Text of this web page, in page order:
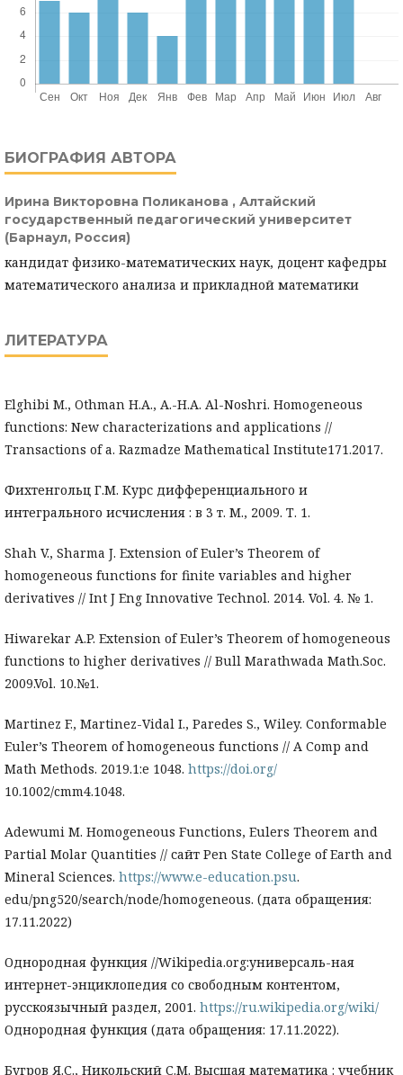
БИОГРАФИЯ АВТОРА
Ирина Викторовна Поликанова , Алтайский
государственный педагогический университет
(Барнаул, Россия)
кандидат физико-математических наук, доцент кафедры
математического анализа и прикладной математики
ЛИТЕРАТУРА
Elghibi M., Othman H.A., A.-H.A. Al-Noshri. Homogeneous
functions: New characterizations and applications //
Transactions of a. Razmadze Mathematical Institute171.2017.
Фихтенгольц Г.М. Курс дифференциального и
интегрального исчисления : в 3 т. М., 2009. Т. 1.
Shah V., Sharma J. Extension of Euler’s Theorem of
homogeneous functions for finite variables and higher
derivatives // Int J Eng Innovative Technol. 2014. Vol. 4. № 1.
Hiwarekar A.P. Extension of Euler’s Theorem of homogeneous
functions to higher derivatives // Bull Marathwada Math.Soc.
2009.Vol. 10.№1.
Martinez F., Martinez-Vidal I., Paredes S., Wiley. Conformable
Euler’s Theorem of homogeneous functions // A Comp and
Math Methods. 2019.1:e 1048. https://doi.org/
10.1002/cmm4.1048.
Adewumi M. Homogeneous Functions, Eulers Theorem and
Partial Molar Quantities // сайт Pen State College of Earth and
Mineral Sciences. https://www.e-education.psu.
edu/png520/search/node/homogeneous. (дата обращения:
17.11.2022)
Однородная функция //Wikipedia.org:универсаль-ная
интернет-энциклопедия со свободным контентом,
русскоязычный раздел, 2001. https://ru.wikipedia.org/wiki/
Однородная функция (дата обращения: 17.11.2022).
Бугров Я.С., Никольский С.М. Высшая математика : учебник